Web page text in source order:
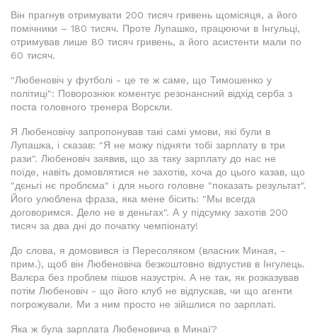
Він прагнув отримувати 200 тисяч гривень щомісяця, а його
помічники – 180 тисяч. Проте Лупашко, працюючи в Інгульці,
отримував лише 80 тисяч гривень, а його асистенти мали по
60 тисяч.
"Любеновіч у футболі - це те ж саме, що Тимошенко у
політиці": Поворознюк коментує резонансний відхід серба з
поста головного тренера Ворскли.
Я Любеновічу запропонував такі самі умови, які були в
Лупашка, і сказав: "Я не можу підняти тобі зарплату в три
рази". Любеновіч заявив, що за таку зарплату до нас не
поїде, навіть домовлятися не захотів, хоча до цього казав, що
"дєньгі нє проблєма" і для нього головне "показать результат".
Його улюблена фраза, яка мене бісить: "Мы всегда
договоримся. Дело не в деньгах". А у підсумку захотів 200
тисяч за два дні до початку чемпіонату!
До слова, я домовився із Пересоляком (власник Миная, -
прим.), щоб він Любеновіча безкоштовно відпустив в Інгулець.
Валєра без проблем пішов назустріч. А не так, як розказував
потім Любеновіч - що його клуб не відпускав, чи що агенти
погрожували. Ми з ним просто не зійшлися по зарплаті.
Яка ж була зарплата Любеновича в Минаї?